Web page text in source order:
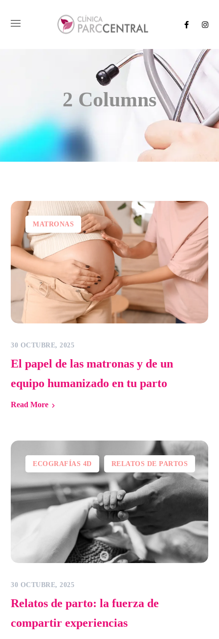
2 Columns
MATRONAS
30 OCTUBRE, 2025
El papel de las matronas y de un
equipo humanizado en tu parto
Read More
ECOGRAFÍAS 4D RELATOS DE PARTOS
30 OCTUBRE, 2025
Relatos de parto: la fuerza de
compartir experiencias